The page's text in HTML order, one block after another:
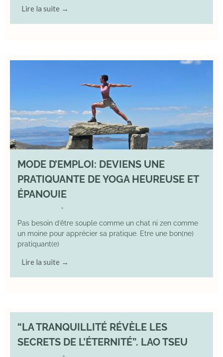
Lire la suite →
MODE D’EMPLOI: DEVIENS UNE
PRATIQUANTE DE YOGA HEUREUSE ET
ÉPANOUIE
•
Pas besoin d’être souple comme un chat ni zen comme
un moine pour apprécier sa pratique. Etre une bon(ne)
pratiquant(e)
Lire la suite →
“LA TRANQUILLITÉ RÉVÈLE LES
SECRETS DE L’ÉTERNITÉ”. LAO TSEU